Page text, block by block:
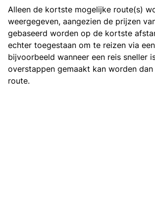
Alleen de kortste mogelijke route(s)
weergegeven, aangezien de prijzen
gebaseerd worden op de kortste
echter toegestaan om te reizen via een
bijvoorbeeld wanneer een reis sneller
overstappen gemaakt kan worden dan
route.